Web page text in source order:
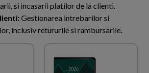
si incasarii platilor de la clienti.
Gestionarea intrebarilor si
inclusiv retururile si rambursarile.